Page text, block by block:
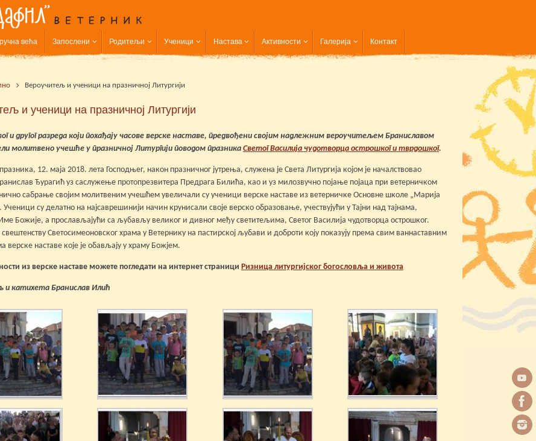
већа Запослени Родитељи Ученици Настава Активности Галерија Контакт
Вероучитељ и ученици на празничној Литургији
и ученици на празничној Литургији
и другог разреда који похађају часове верске наставе, предвођени својим надлежним вероучитељем Браниславом
молитвено учешће у празничној Литургији поводом празника Светог Василија чудотворца острошког и тврдошког.
12. маја 2018. лета Господњег, након празничног јутрења, служена је Света Литургија којом је началствовао
Ђурагић уз саслужење протопрезвитера Предрага Билића, као и уз милозвучно појање појаца при ветерничком
сабрање својим молитвеним учешћем увеличали су ученици верске наставе из ветерничке Основне школе „Марија
су делатно на најсаврешинији начин крунисали своје верско образовање, учествујући у Тајни над тајнама,
Божије, а прослављајући са љубављу великог и дивног међу светитељима, Светог Василија чудотворца острошког.
Светосимеоновског храма у Ветернику на пастирској љубави и доброти коју показују према свим ваннаставним
верске наставе које је обављају у храму Божјем.
из верске наставе можете погледати на интернет страници Ризница литургијског богословља и живота
и катихета Бранислав Илић